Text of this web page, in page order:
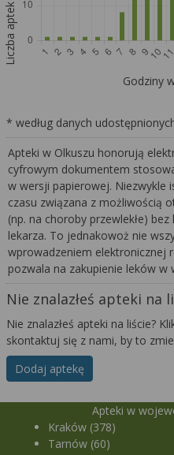
Liczba aptek
Godziny
* według danych
Apteki w Olkuszu honorują
cyfrowym dokumentem
w wersji papierowej. Niezwykle
czasu związana z możliwością
(np. na choroby przewlekłe)
lekarza. To jednakowoż nie
wprowadzeniem elektronicznej
pozwala na zakupienie leków w
Nie znalazłeś apteki na
Nie znalazłeś apteki na liście?
skontaktuj się z nami, by to
Dodaj aptekę
Apteki w
Kraków (378)
Tarnów (60)